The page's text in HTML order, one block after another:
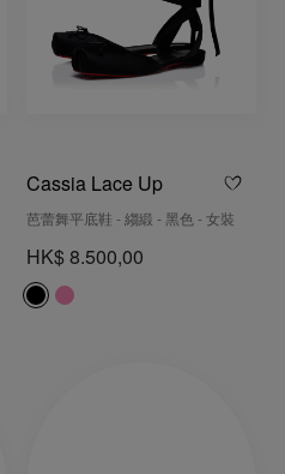
Cassia Lace Up
芭蕾舞平底鞋 - 縐緞 - 黑色 - 女裝
HK$ 8.500,00